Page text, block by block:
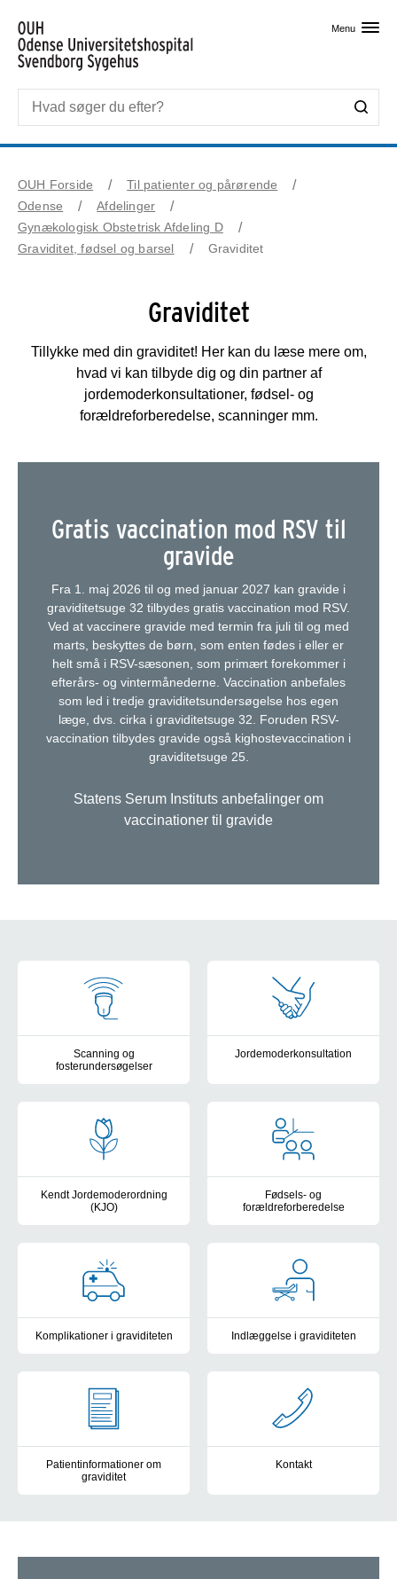
Menu
OUH Forside
Til patienter og pårørende
Odense
Afdelinger
Gynækologisk Obstetrisk Afdeling D
Graviditet, fødsel og barsel
Graviditet
Graviditet
Tillykke med din graviditet! Her kan du læse mere om,
hvad vi kan tilbyde dig og din partner af
jordemoderkonsultationer, fødsel- og
forældreforberedelse, scanninger mm.
Gratis vaccination mod RSV til
gravide
Fra 1. maj 2026 til og med januar 2027 kan gravide i
graviditetsuge 32 tilbydes gratis vaccination mod RSV.
Ved at vaccinere gravide med termin fra juli til og med
marts, beskyttes de børn, som enten fødes i eller er
helt små i RSV-sæsonen, som primært forekommer i
efterårs- og vintermånederne. Vaccination anbefales
som led i tredje graviditetsundersøgelse hos egen
læge, dvs. cirka i graviditetsuge 32. Foruden RSV-
vaccination tilbydes gravide også kighostevaccination i
graviditetsuge 25.
Statens Serum Instituts anbefalinger om
vaccinationer til gravide
Scanning og
fosterundersøgelser
Jordemoderkonsultation
Kendt Jordemoderordning
(KJO)
Fødsels- og
forældreforberedelse
Komplikationer i graviditeten Indlæggelse i graviditeten
Patientinformationer om
graviditet
Kontakt